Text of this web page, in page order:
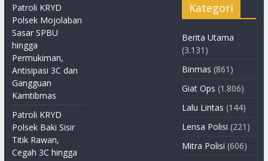
Patroli KRYD
Polsek Mojolaban
Sasar SPBU
hingga
Permukiman,
Antisipasi 3C dan
Gangguan
Kamtibmas
Patroli KRYD
Polsek Baki Sisir
Titik Rawan,
Cegah 3C hingga
Kategori
Berita Utama
(3.131)
Binmas (861)
Giat Ops (1.806)
Lalu Lintas (144)
Lensa Polisi (221)
Mitra Polisi (606)